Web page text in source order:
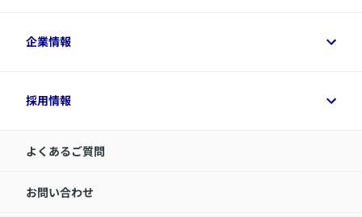
変額保険各種情報
デジタル約款
令和8年（2026年）分の生命保険料控除証明書について
アクサのネット完結保険（旧アクサダイレクト生命）
法人のお客さまトップ
経営者サポートサービス
企業情報
企業情報トップ
アクサ生命が選ばれる理由
IR情報
サステナビリティの取り組み
採用情報
採用情報トップ
中途採用：内勤正社員
よくあるご質問
お問い合わせ